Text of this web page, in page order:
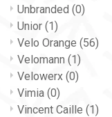
Unbranded (0)
Unior (1)
Velo Orange (56)
Velomann (1)
Velowerx (0)
Vimia (0)
Vincent Caille (1)